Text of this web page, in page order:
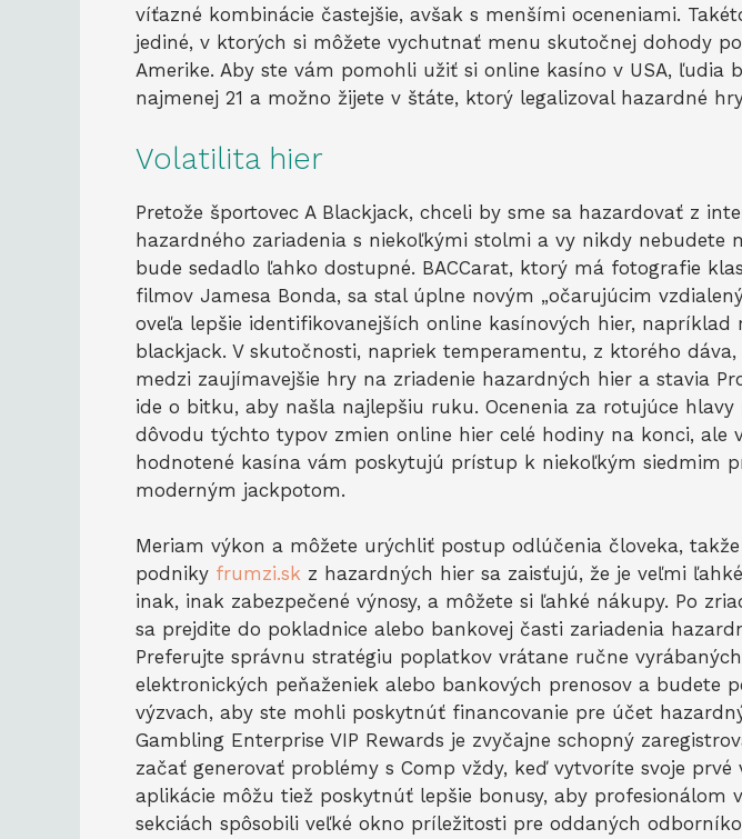
víťazné kombinácie častejšie, avšak s menšími oceneniami.
jediné, v ktorých si môžete vychutnať menu skutočnej dohody
Amerike. Aby ste vám pomohli užiť si online kasíno v USA, ľudia
najmenej 21 a možno žijete v štáte, ktorý legalizoval hazardné
Volatilita hier
Pretože športovec A Blackjack, chceli by sme sa hazardovať z
hazardného zariadenia s niekoľkými stolmi a vy nikdy nebudete
bude sedadlo ľahko dostupné. BACCarat, ktorý má fotografie
filmov Jamesa Bonda, sa stal úplne novým „očarujúcim
oveľa lepšie identifikovanejších online kasínových hier, napríklad
blackjack. V skutočnosti, napriek temperamentu, z ktorého
medzi zaujímavejšie hry na zriadenie hazardných hier a stavia
ide o bitku, aby našla najlepšiu ruku. Ocenenia za rotujúce hlavy
dôvodu týchto typov zmien online hier celé hodiny na konci, ale
hodnotené kasína vám poskytujú prístup k niekoľkým siedmim
moderným jackpotom.
Meriam výkon a môžete urýchliť postup odlúčenia človeka,
podniky frumzi.sk z hazardných hier sa zaisťujú, že je veľmi
inak, inak zabezpečené výnosy, a môžete si ľahké nákupy. Po
sa prejdite do pokladnice alebo bankovej časti zariadenia
Preferujte správnu stratégiu poplatkov vrátane ručne
elektronických peňaženiek alebo bankových prenosov a budete
výzvach, aby ste mohli poskytnúť financovanie pre účet
Gambling Enterprise VIP Rewards je zvyčajne schopný
začať generovať problémy s Comp vždy, keď vytvoríte svoje prvé
aplikácie môžu tiež poskytnúť lepšie bonusy, aby profesionálom
sekciách spôsobili veľké okno príležitosti pre oddaných